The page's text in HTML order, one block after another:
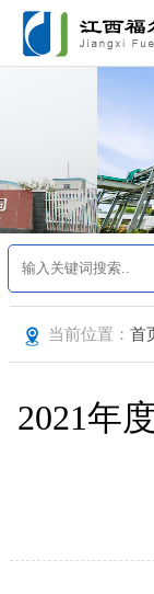
当前位置： 首
2021年